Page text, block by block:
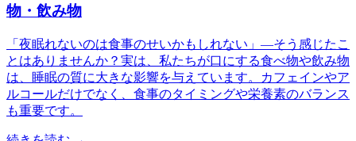
物・飲み物
「夜眠れないのは食事のせいかもしれない」—そう感じたこ
とはありませんか？実は、私たちが口にする食べ物や飲み物
は、睡眠の質に大きな影響を与えています。カフェインやア
ルコールだけでなく、食事のタイミングや栄養素のバランス
も重要です。